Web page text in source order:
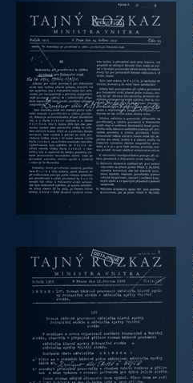
zobrazit PDF dokument
zobrazit PDF dokument